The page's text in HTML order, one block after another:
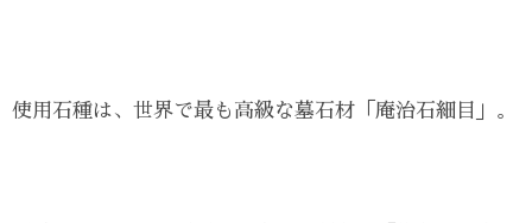
使用石種は、世界で最も高級な墓石材「庵治石細目」。